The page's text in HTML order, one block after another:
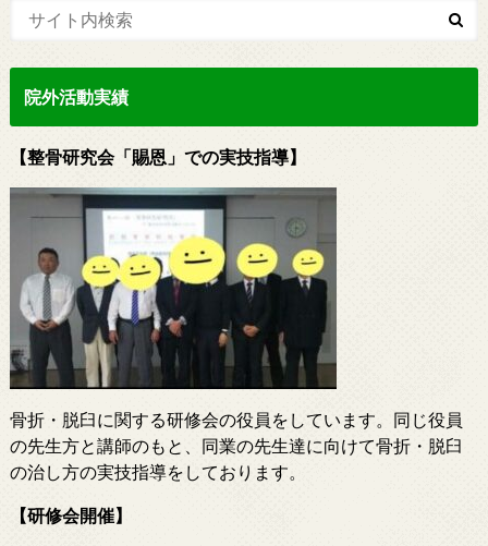
院外活動実績
【整骨研究会「賜恩」での実技指導】
骨折・脱臼に関する研修会の役員をしています。同じ役員
の先生方と講師のもと、同業の先生達に向けて骨折・脱臼
の治し方の実技指導をしております。
【研修会開催】